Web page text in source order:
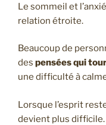
Le sommeil et
relation étroite.
Beaucoup de
des pensées qui
une difficulté à
Lorsque l’esprit
devient plus